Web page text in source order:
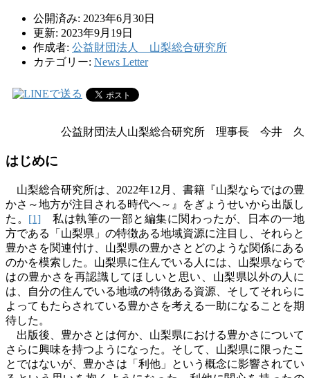
公開済み: 2023年6月30日
更新: 2023年9月19日
作成者: 公益財団法人 山梨総合研究所
カテゴリー: News Letter
公益財団法人山梨総合研究所 理事長 今井 久
はじめに
山梨総合研究所は、 2022年12 月、書籍『山梨ならではの豊
かさ～地方が注目される時代へ～』をぎょうせいから出版し
た。 [1] 私は執筆の一部と編集に関わったが、日本の一地
方である「山梨県」の特徴ある地域資源に注目し、それらと
豊かさを関連付け、山梨県の豊かさとどのような関係にある
のかを模索した。山梨県に住んでいる人には、山梨県ならで
はの豊かさを再認識してほしいと思い、山梨県以外の人に
は、自分の住んでいる地域の特徴ある資源、そしてそれらに
よってもたらされている豊かさを考える一助になることを期
待した。
出版後、豊かさとは何か、山梨県における豊かさについて
さらに興味を持つようになった。そして、山梨県に限ったこ
とではないが、豊かさは「利他」という概念に影響されてい